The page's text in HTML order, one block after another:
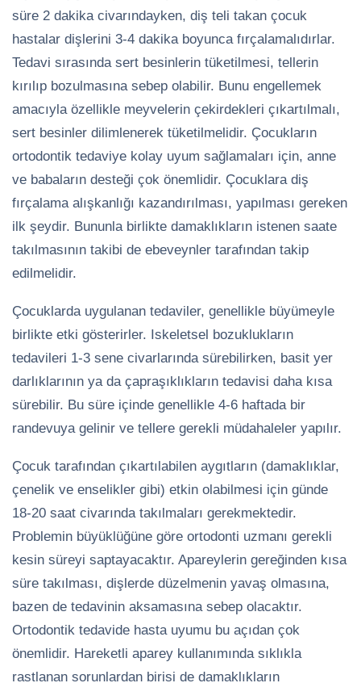
süre 2 dakika civarındayken, diş teli takan çocuk
hastalar dişlerini 3-4 dakika boyunca fırçalamalıdırlar.
Tedavi sırasında sert besinlerin tüketilmesi, tellerin
kırılıp bozulmasına sebep olabilir. Bunu engellemek
amacıyla özellikle meyvelerin çekirdekleri çıkartılmalı,
sert besinler dilimlenerek tüketilmelidir. Çocukların
ortodontik tedaviye kolay uyum sağlamaları için, anne
ve babaların desteği çok önemlidir. Çocuklara diş
fırçalama alışkanlığı kazandırılması, yapılması gereken
ilk şeydir. Bununla birlikte damaklıkların istenen saate
takılmasının takibi de ebeveynler tarafından takip
edilmelidir.
Çocuklarda uygulanan tedaviler, genellikle büyümeyle
birlikte etki gösterirler. Iskeletsel bozuklukların
tedavileri 1-3 sene civarlarında sürebilirken, basit yer
darlıklarının ya da çapraşıklıkların tedavisi daha kısa
sürebilir. Bu süre içinde genellikle 4-6 haftada bir
randevuya gelinir ve tellere gerekli müdahaleler yapılır.
Çocuk tarafından çıkartılabilen aygıtların (damaklıklar,
çenelik ve enselikler gibi) etkin olabilmesi için günde
18-20 saat civarında takılmaları gerekmektedir.
Problemin büyüklüğüne göre ortodonti uzmanı gerekli
kesin süreyi saptayacaktır. Apareylerin gereğinden kısa
süre takılması, dişlerde düzelmenin yavaş olmasına,
bazen de tedavinin aksamasına sebep olacaktır.
Ortodontik tedavide hasta uyumu bu açıdan çok
önemlidir. Hareketli aparey kullanımında sıklıkla
rastlanan sorunlardan birisi de damaklıkların